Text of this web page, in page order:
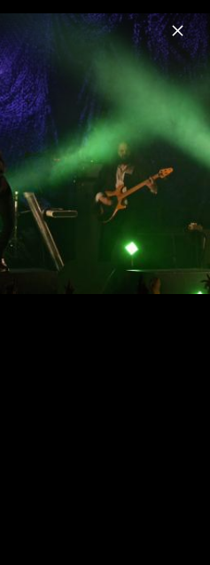
Menu
Videos Fotos Biografie